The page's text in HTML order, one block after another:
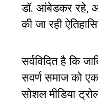
डॉ. आंबेडकर रहे,
की जा रही
सर्वविदित है कि
सवर्ण समाज को
सोशल मीडिया